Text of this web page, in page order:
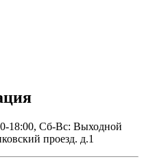
18:00, Сб-Вс: Выходной
проезд. д.1